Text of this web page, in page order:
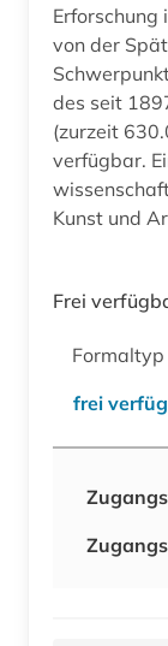
Erforschung
von der
des seit
(zurzeit
verfügbar.
Kunst und
Frei
Formaltyp
frei